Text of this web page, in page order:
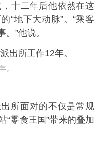
十二年后他依然在这
“地下大动脉”。 “乘客
”他说。
。
所面对的不仅是常规
“零食王国”带来的叠加